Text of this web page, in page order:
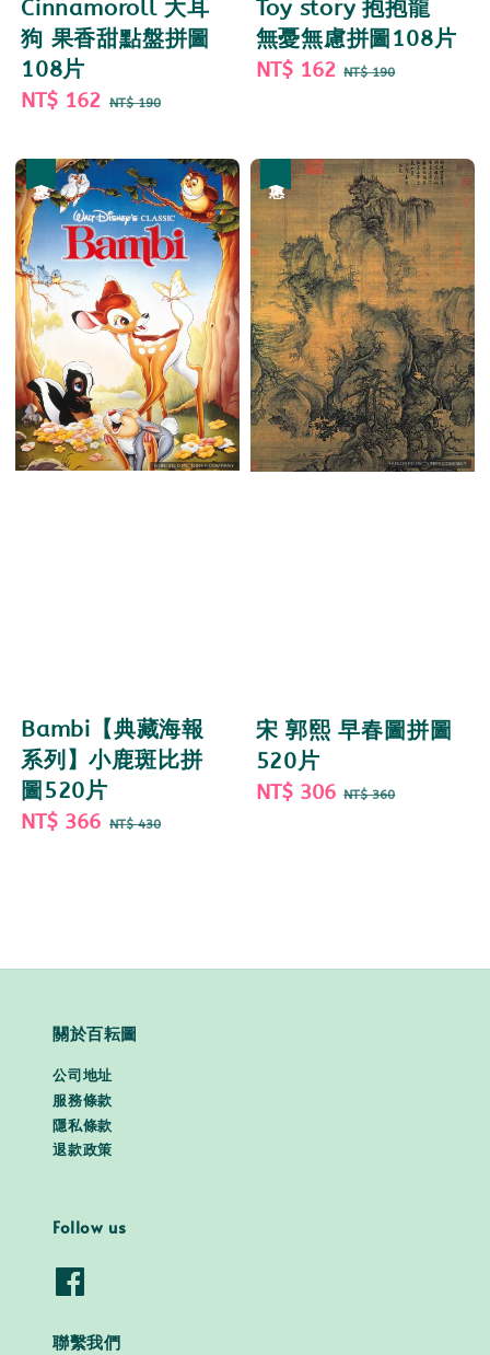
Cinnamoroll 大耳
狗 果香甜點盤拼圖
108片
Sale
NT$ 162 Regular
NT$ 190
Toy story 抱抱龍
無憂無慮拼圖108片
Sale
NT$ 162 Regular
NT$ 190
Bambi【典藏海報
系列】小鹿斑比拼
圖520片
Sale
NT$ 366 Regular
NT$ 430
宋 郭熙 早春圖拼圖
520片
Sale
NT$ 306 Regular
NT$ 360
關於百耘圖
公司地址
服務條款
隱私條款
退款政策
Follow us
聯繫我們